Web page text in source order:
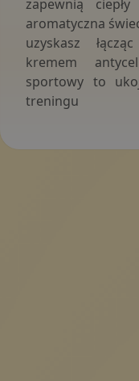
zapewnią
aromatyczna
uzyskasz
kremem
sportowy to
treningu